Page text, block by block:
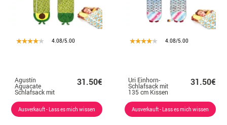
4.08/5.00
Agustín
Aguacate
Schlafsack mit
31.50€
Ausverkauft - Lass es mich wissen
4.08/5.00
Uri Einhorn-
Schlafsack mit
135 cm Kissen
31.50€
Ausverkauft - Lass es mich wissen